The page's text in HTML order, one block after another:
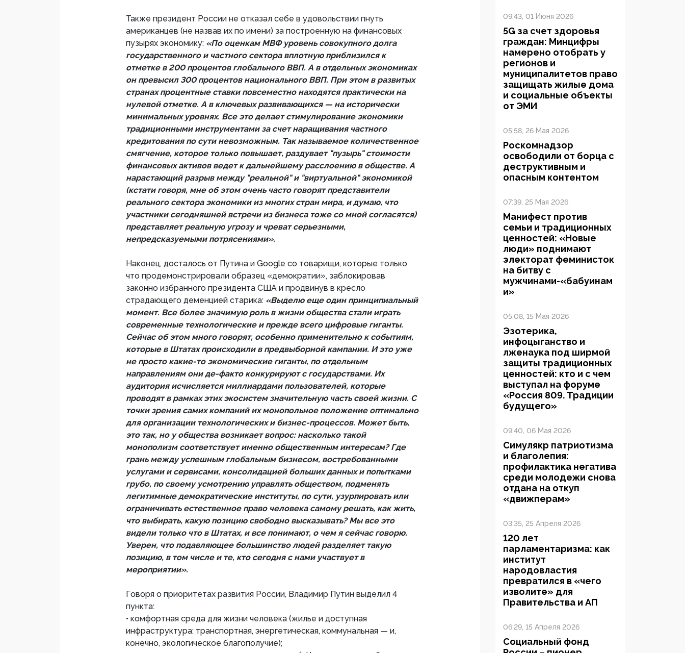
Также президент России не отказал себе в удовольствии пнуть
американцев (не назвав их по имени) за построенную на финансовых
пузырях экономику: «По оценкам МВФ уровень совокупного долга
государственного и частного сектора вплотную приблизился к
отметке в 200 процентов глобального ВВП. А в отдельных экономиках
он превысил 300 процентов национального ВВП. При этом в развитых
странах процентные ставки повсеместно находятся практически на
нулевой отметке. А в ключевых развивающихся — на исторически
минимальных уровнях. Все это делает стимулирование экономики
традиционными инструментами за счет наращивания частного
кредитования по сути невозможным. Так называемое количественное
смягчение, которое только повышает, раздувает "пузырь" стоимости
финансовых активов ведет к дальнейшему расслоению в обществе. А
нарастающий разрыв между "реальной" и "виртуальной" экономикой
(кстати говоря, мне об этом очень часто говорят представители
реального сектора экономики из многих стран мира, и думаю, что
участники сегодняшней встречи из бизнеса тоже со мной согласятся)
представляет реальную угрозу и чреват серьезными,
непредсказуемыми потрясениями».
Наконец, досталось от Путина и Google со товарищи, которые только
что продемонстрировали образец «демократии», заблокировав
законно избранного президента США и продвинув в кресло
страдающего деменцией старика: «Выделю еще один принципиальный
момент. Все более значимую роль в жизни общества стали играть
современные технологические и прежде всего цифровые гиганты.
Сейчас об этом много говорят, особенно применительно к событиям,
которые в Штатах происходили в предвыборной кампании. И это уже
не просто какие-то экономические гиганты, по отдельным
направлениям они де-факто конкурируют с государствами. Их
аудитория исчисляется миллиардами пользователей, которые
проводят в рамках этих экосистем значительную часть своей жизни. С
точки зрения самих компаний их монопольное положение оптимально
для организации технологических и бизнес-процессов. Может быть,
это так, но у общества возникает вопрос: насколько такой
монополизм соответствует именно общественным интересам? Где
грань между успешным глобальным бизнесом, востребованными
услугами и сервисами, консолидацией больших данных и попытками
грубо, по своему усмотрению управлять обществом, подменять
легитимные демократические институты, по сути, узурпировать или
ограничивать естественное право человека самому решать, как жить,
что выбирать, какую позицию свободно высказывать? Мы все это
видели только что в Штатах, и все понимают, о чем я сейчас говорю.
Уверен, что подавляющее большинство людей разделяет такую
позицию, в том числе и те, кто сегодня с нами участвует в
мероприятии».
Говоря о приоритетах развития России, Владимир Путин выделил 4
пункта:
• комфортная среда для жизни человека (жилье и доступная
инфраструктура: транспортная, энергетическая, коммунальная — и,
конечно, экологическое благополучие);
09:43, 01 Июня 2026
5G за счет здоровья
граждан: Минцифры
намерено отобрать у
регионов и
муниципалитетов право
защищать жилые дома
и социальные объекты
от ЭМИ
05:58, 26 Мая 2026
Роскомнадзор
освободили от борца с
деструктивным и
опасным контентом
07:39, 25 Мая 2026
Манифест против
семьи и традиционных
ценностей: «Новые
люди» поднимают
электорат феминисток
на битву с
мужчинами-«бабуинам
и»
05:08, 15 Мая 2026
Эзотерика,
инфоцыганство и
лженаука под ширмой
защиты традиционных
ценностей: кто и с чем
выступал на форуме
«Россия 809. Традиции
будущего»
09:40, 06 Мая 2026
Симулякр патриотизма
и благолепия:
профилактика негатива
среди молодежи снова
отдана на откуп
«движперам»
03:35, 25 Апреля 2026
120 лет
парламентаризма: как
институт
народовластия
превратился в «чего
изволите» для
Правительства и АП
06:29, 15 Апреля 2026
Социальный фонд